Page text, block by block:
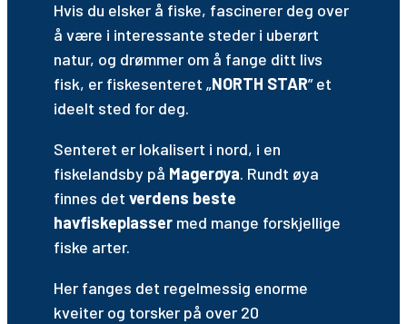
Hvis du elsker å fiske, fascinerer deg over
å være i interessante steder i uberørt
natur, og drømmer om å fange ditt livs
fisk, er fiskesenteret „NORTH STAR” et
ideelt sted for deg.
Senteret er lokalisert i nord, i en
fiskelandsby på Magerøya. Rundt øya
finnes det verdens beste
havfiskeplasser med mange forskjellige
fiske arter.
Her fanges det regelmessig enorme
kveiter og torsker på over 20